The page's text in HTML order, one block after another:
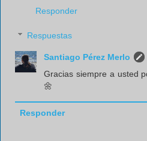
Responder
Respuestas
Santiago Pérez Merlo
Gracias siempre a usted
🌼
Responder